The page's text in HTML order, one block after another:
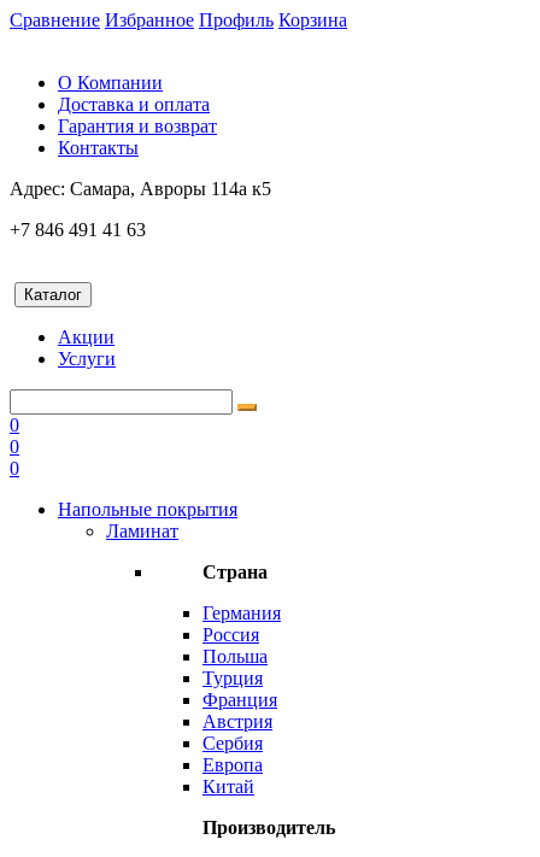
Сравнение Избранное Профиль Корзина
О Компании
Доставка и оплата
Гарантия и возврат
Контакты
Адрес: Самара, Авроры 114а к5
+7 846 491 41 63
Каталог
Акции
Услуги
0
0
0
Напольные покрытия
Ламинат
Страна
Германия
Россия
Польша
Турция
Франция
Австрия
Сербия
Европа
Китай
Производитель